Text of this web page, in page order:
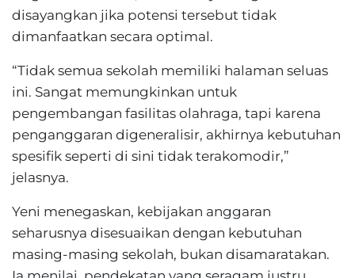
disayangkan jika potensi tersebut tidak
dimanfaatkan secara optimal.
“Tidak semua sekolah memiliki halaman seluas
ini. Sangat memungkinkan untuk
pengembangan fasilitas olahraga, tapi karena
penganggaran digeneralisir, akhirnya kebutuhan
spesifik seperti di sini tidak terakomodir,”
jelasnya.
Yeni menegaskan, kebijakan anggaran
seharusnya disesuaikan dengan kebutuhan
masing-masing sekolah, bukan disamaratakan.